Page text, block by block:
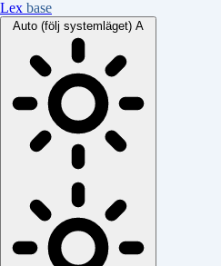
Lex base
Auto (följ systemläget) A